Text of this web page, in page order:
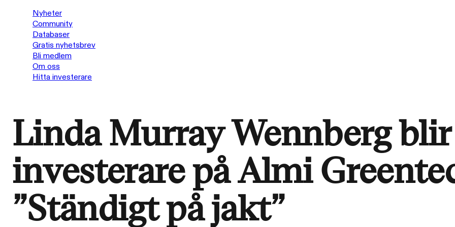
Nyheter
Community
Databaser
Gratis nyhetsbrev
Bli medlem
Om oss
Hitta investerare
Linda Murray Wennberg blir
investerare på Almi
”Ständigt på jakt”